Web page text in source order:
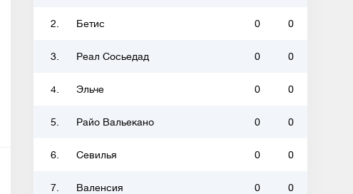
2. Бетис 0 0
3. Реал Сосьедад 0 0
4. Эльче 0 0
5. Райо Вальекано 0 0
6. Севилья 0 0
7. Валенсия 0 0